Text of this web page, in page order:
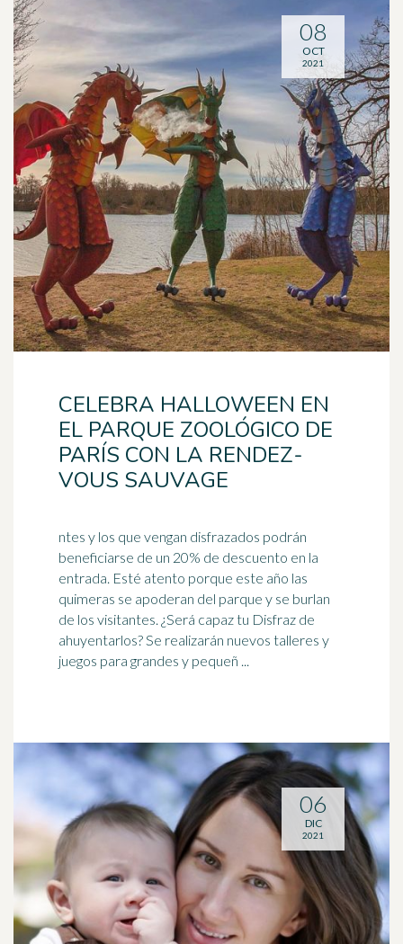
CELEBRA HALLOWEEN EN
EL PARQUE ZOOLÓGICO DE
PARÍS CON LA RENDEZ-
VOUS SAUVAGE
ntes y los que vengan disfrazados podrán
beneficiarse de un 20% de descuento en la
entrada. Esté atento porque este año las
quimeras se apoderan del parque y se burlan
de los visitantes. ¿Será capaztu Disfraz de
ahuyentarlos? Se realizarán nuevos talleres y
juegos para grandes y pequeñ ...
08
OCT
2021
06
DIC
2021